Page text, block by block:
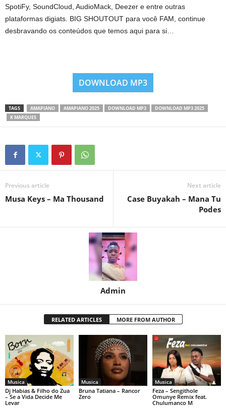
SpotiFy, SoundCloud, AudioMack, Deezer e entre outras
plataformas digiats. BIG SHOUTOUT para você FAM, continue
desbravando os conteúdos que temos aqui para si…
DOWNLOAD MP3
TAGS AMAPIANO AMAPIANO 2025 DOWNLOAD MP3
DOWNLOAD MP3 2025
K MARQUES
Previous article
Musa Keys – Ma Thousand
Next article
Case Buyakah – Mana Tu
Podes
Admin
RELATED ARTICLES MORE FROM AUTHOR
Musica
Dj Habias & Filho do Zua
– Se a Vida Decide Me
Levar
Musica
Bruna Tatiana – Rancor
Zero
Musica
Feza – Sengithole
Omunye Remix feat.
Chulumanco M